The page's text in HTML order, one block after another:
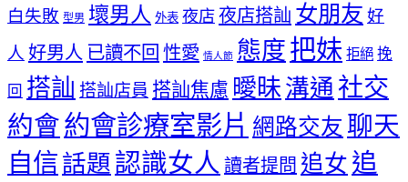
白失敗 型男 壞男人 外表 夜店 夜店搭訕 女朋友 好
人 好男人 已讀不回 性愛 情人節 態度 把妹 拒絕 挽
回 搭訕 搭訕店員 搭訕焦慮 曖昧 溝通 社交
約會約會診療室影片 網路交友 聊天
自信 話題 認識女人 讀者提問 追女 追